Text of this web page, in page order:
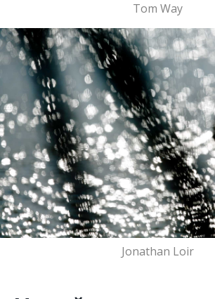
Tom Way
Jonathan Loir